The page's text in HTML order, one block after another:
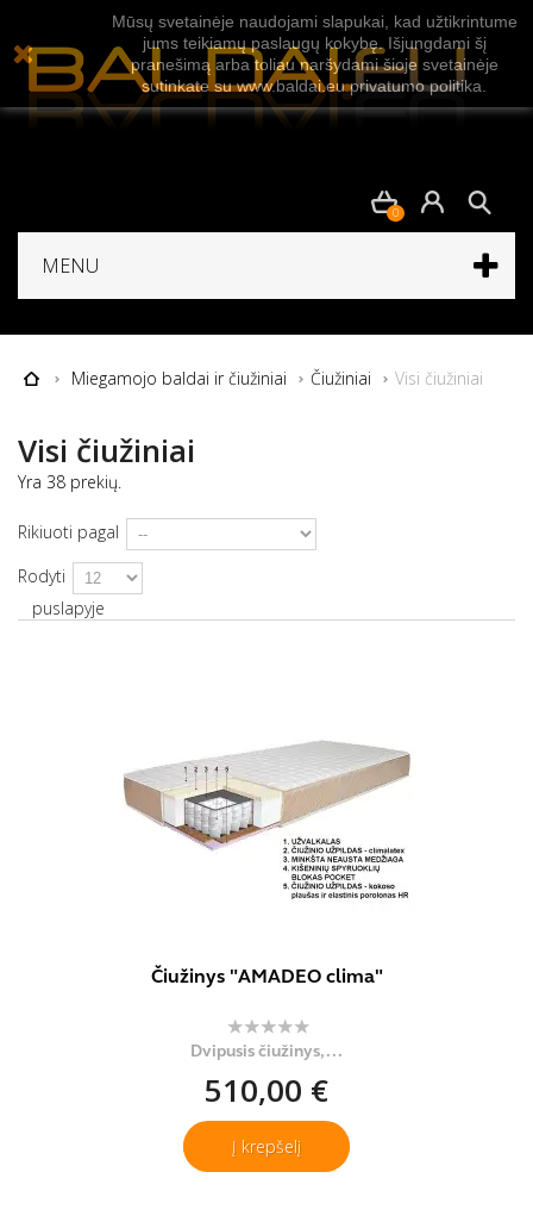
0
MENU
Miegamojo baldai ir čiužiniai Čiužiniai Visi čiužiniai
Visi čiužiniai
Yra 38 prekių.
Rikiuoti pagal
Rodyti
puslapyje
Čiužinys "AMADEO clima"
Dvipusis čiužinys,...
510,00 €
Į krepšelį
Mūsų svetainėje naudojami slapukai, kad užtikrintume
jums teikiamų paslaugų kokybę. Išjungdami šį
pranešimą arba toliau naršydami šioje svetainėje
sutinkate su www.baldai.eu privatumo politika.